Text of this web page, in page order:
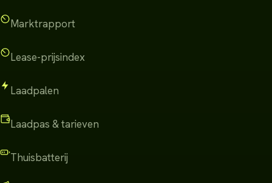
Marktrapport
Lease-prijsindex
Laadpalen
Laadpas & tarieven
Thuisbatterij